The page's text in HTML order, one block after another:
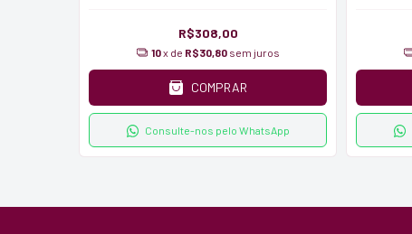
R$308,00
10x de R$30,80 sem juros
COMPRAR
Consulte-nos pelo WhatsApp